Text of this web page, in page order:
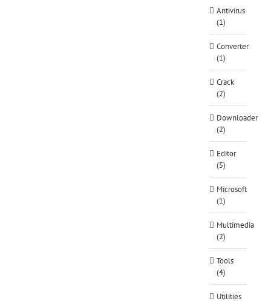
Antivirus
(1)
Converter
(1)
Crack
(2)
Downloader
(2)
Editor
(5)
Microsoft
(1)
Multimedia
(2)
Tools
(4)
Utilities